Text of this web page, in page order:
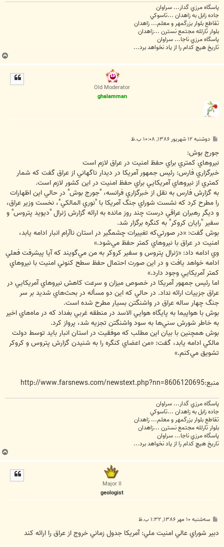
پاسگاه مرزي گدار... سراوان
جاده زابل به زاهدان ...تاسوکي
تقاطع بلوار بزرگمهر و معلم... زاهدان
بلوار ثارلله مجتمع نسترن ...زاهدان
پاسگاه مرزي ناجا... سراوان
تاريخ هيچ کدام را از ياد نخواهد برد...
ب
ا
Old Moderator
ghalamman
پ
ت
دوشنبه ۱۲ شهریور ۱۳۸۶, ۱۰:۰۸ ب.ظ
جورج بوش:
نيروهاي كمتري براي حفظ امنيت در عراق لازم است
خبرگزاري فارس: رئيس جمهور آمريكا در ديدار ناگهاني از عراق گفت كه شمار
كمتري از نيروهاي آمريكايي براي حفظ امنيت در اين كشور لازم است.
به گزارش فارس به نقل از خبرگزاري فرانسه، "جورج بوش" در حالي اين اظهارات
را مطرح كرد كه نشست شوراي جنگ آمريكا با "نوري المالكي"، نخست وزير عراق،
و ديگر رهبران عراقي درست چند روز مانده به ارائه گزارش ژنرال "ديويد پتروس" و
سفير "رايان كروكر" به كنگره برگزار شد.
بوش گفت: «در صورتي‌كه تغييرات چشمگير در استان ناآرام انبار ادامه يابد،
امنيت در عراق با نيروهاي كمتر حفظ مي‌شود.»
وي ادامه داد: «ژنرال پتروس و سفير كروكر به من مي‌گويند كه آيا پيشرفت فعلي
ادامه خواهد يافت و در اين صورت احتمال حفظ سطح كنوني امنيت با نيروهاي
كمتر آمريكايي وجود دارد.»
اما رئيس جمهور آمريكا در خصوص ميزان و سرعت كاهش نيروهاي آمريكايي در
عراق جزييات ارائه نداد. در حالي كه اين دو مسأله در بحث‌هاي شديد بر سر
جنگ چهار ساله عراق در واشنگتن بسيار مطرح شده است.
بوش با هواپيما به پايگاه هوايي الاسد در منطقه غربي بغداد كه در ماه‌هاي اخير
به خاطر شورش‌ سني‌ها به سود واشنگتن تجزيه شد، پرواز كرد.
بوش همچنين با بيان اين مطلب كه موفقيت در استان انبار بايد توسط دولت
مالكي ادامه يابد، گفت: «من اعضاي كنگره را به شنيدن گزارش پتروس و كروكر
تشويق مي‌كنم.»
منبع:http://www.farsnews.com/newstext.php?nn=8606120695
پاسگاه مرزي گدار... سراوان
جاده زابل به زاهدان ...تاسوکي
تقاطع بلوار بزرگمهر و معلم... زاهدان
بلوار ثارلله مجتمع نسترن ...زاهدان
پاسگاه مرزي ناجا... سراوان
تاريخ هيچ کدام را از ياد نخواهد برد...
ب
ا
Major II
geologist
پ
ت
سه‌شنبه ۱۰ مهر ۱۳۸۶, ۱:۳۲ ب.ظ
دبير شوراي عالي امنيت ملي: آمريكا جدول زماني خروج از عراق را ارائه كند